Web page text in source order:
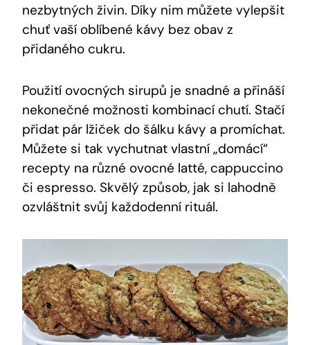
nezbytných živin. Díky nim můžete vylepšit
chuť vaší oblíbené kávy bez obav z
přidaného cukru.
Použití ovocných sirupů je snadné a přináší
nekonečné možnosti kombinací chutí. Stačí
přidat pár lžiček do šálku kávy a promíchat.
Můžete si tak vychutnat vlastní „domácí“
recepty na různé ovocné latté, cappuccino
či espresso. Skvělý způsob, jak si lahodně
ozvláštnit svůj každodenní rituál.